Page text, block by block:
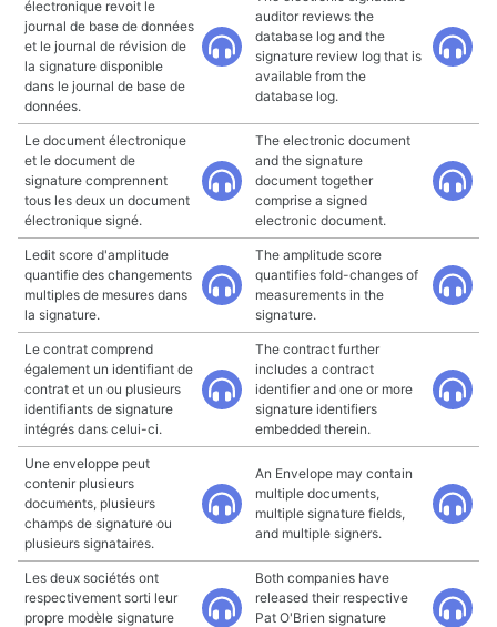
électronique revoit le
journal de base de données
et le journal de révision de
la signature disponible
dans le journal de base de
données.
auditor reviews the
database log and the
signature review log that is
available from the
database log.
Le document électronique
et le document de
signature comprennent
tous les deux un document
électronique signé.
The electronic document
and the signature
document together
comprise a signed
electronic document.
Ledit score d'amplitude
quantifie des changements
multiples de mesures dans
la signature.
The amplitude score
quantifies fold-changes of
measurements in the
signature.
Le contrat comprend
également un identifiant de
contrat et un ou plusieurs
identifiants de signature
intégrés dans celui-ci.
The contract further
includes a contract
identifier and one or more
signature identifiers
embedded therein.
Une enveloppe peut
contenir plusieurs
documents, plusieurs
champs de signature ou
plusieurs signataires.
An Envelope may contain
multiple documents,
multiple signature fields,
and multiple signers.
Les deux sociétés ont
respectivement sorti leur
propre modèle signature
Both companies have
released their respective
Pat O'Brien signature